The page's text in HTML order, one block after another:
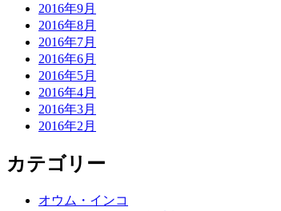
2016年9月
2016年8月
2016年7月
2016年6月
2016年5月
2016年4月
2016年3月
2016年2月
カテゴリー
オウム・インコ